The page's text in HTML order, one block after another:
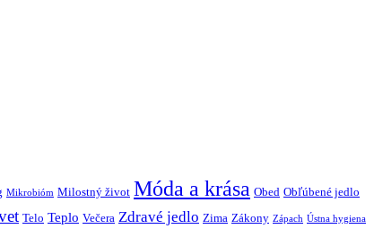
Mikrobióm Milostný život Móda a krása Obed Obľúbené jedlo
Telo Teplo Večera Zdravé jedlo Zima Zákony Zápach Ústna hygiena